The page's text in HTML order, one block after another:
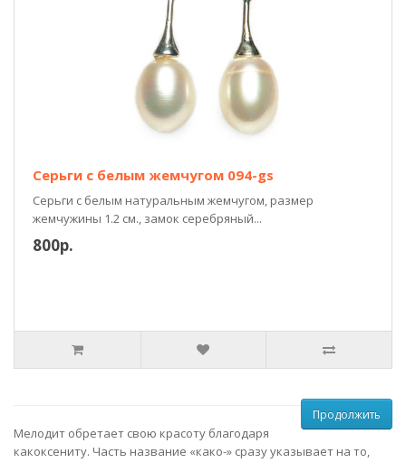
Серьги с белым жемчугом 094-gs
Серьги с белым натуральным жемчугом, размер
жемчужины 1.2 см., замок серебряный...
800р.
Продолжить
Мелодит обретает свою красоту благодаря
какоксениту. Часть название «како-» сразу указывает на то,